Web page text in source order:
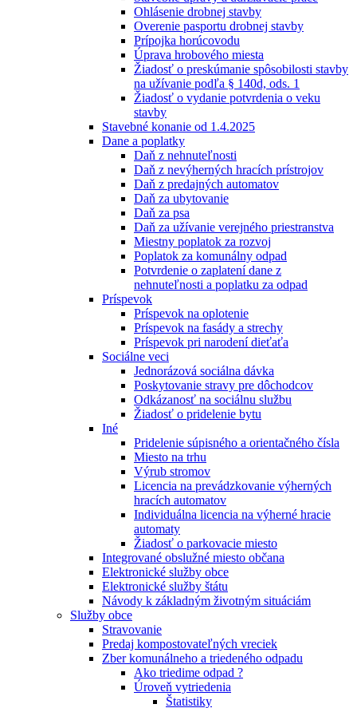
Ohlásenie drobnej stavby
Overenie pasportu drobnej stavby
Prípojka horúcovodu
Úprava hrobového miesta
Žiadosť o preskúmanie spôsobilosti stavby
na užívanie podľa § 140d, ods. 1
Žiadosť o vydanie potvrdenia o veku
stavby
Stavebné konanie od 1.4.2025
Dane a poplatky
Daň z nehnuteľnosti
Daň z nevýherných hracích prístrojov
Daň z predajných automatov
Daň za ubytovanie
Daň za psa
Daň za užívanie verejného priestranstva
Miestny poplatok za rozvoj
Poplatok za komunálny odpad
Potvrdenie o zaplatení dane z
nehnuteľnosti a poplatku za odpad
Príspevok
Príspevok na oplotenie
Príspevok na fasády a strechy
Príspevok pri narodení dieťaťa
Sociálne veci
Jednorázová sociálna dávka
Poskytovanie stravy pre dôchodcov
Odkázanosť na sociálnu službu
Žiadosť o pridelenie bytu
Iné
Pridelenie súpisného a orientačného čísla
Miesto na trhu
Výrub stromov
Licencia na prevádzkovanie výherných
hracích automatov
Individuálna licencia na výherné hracie
automaty
Žiadosť o parkovacie miesto
Integrované obslužné miesto občana
Elektronické služby obce
Elektronické služby štátu
Návody k základným životným situáciám
Služby obce
Stravovanie
Predaj kompostovateľných vreciek
Zber komunálneho a triedeného odpadu
Ako triedime odpad ?
Úroveň vytriedenia
Štatistiky